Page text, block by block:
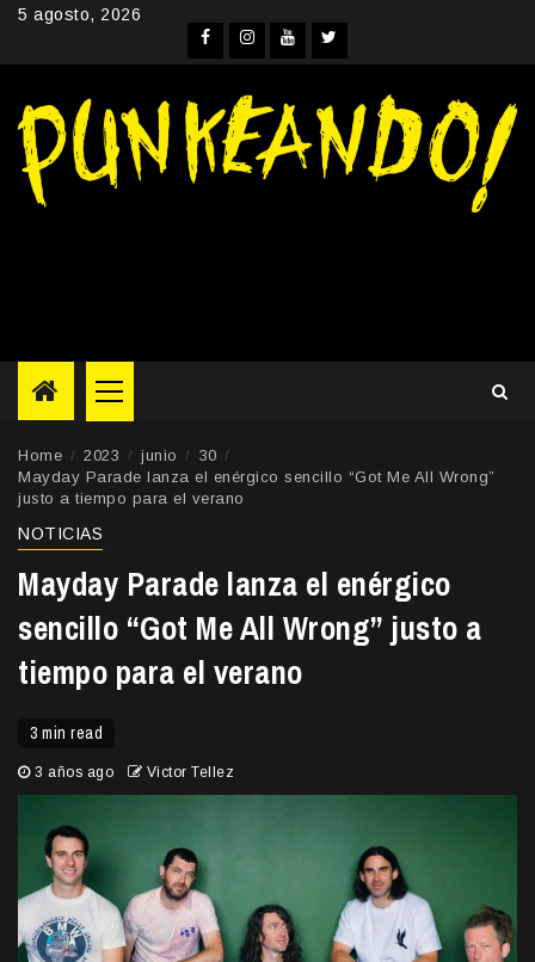
Skip5 agosto, 2026
Facebook
Instagram
YouTube
Twitter
Primary
Menu
Home 2023 junio
30
Mayday Parade lanza el enérgico sencillo “Got Me All Wrong”
justo a tiempo para el verano
NOTICIAS
Mayday Parade lanza el enérgico
sencillo “Got Me All Wrong” justo a
tiempo para el verano
3 min read
3 años ago Victor Tellez